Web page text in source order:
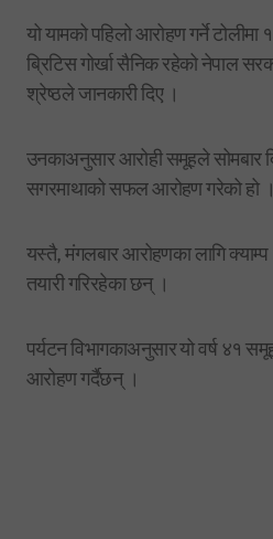
यो यामको पहिलो आरोहण गर्ने टोलीमा
ब्रिटिस गोर्खा सैनिक रहेको नेपाल
श्रेष्ठले जानकारी दिए ।
उनकाअनुसार आरोही समूहले सोमबार
सगरमाथाको सफल आरोहण गरेको हो ।
यस्तै, मंगलबार आरोहणका लागि
तयारी गरिरहेका छन् ।
पर्यटन विभागकाअनुसार यो वर्ष ४१
आरोहण गर्दैछन् ।